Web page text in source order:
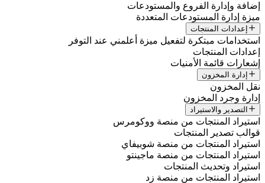
إضافة وإدارة الفروع والمستودعات
ميزة إدارة المستودعات المتعددة
إعدادات المنتجات
استخدامات مبتكرة لتفعيل ميزة أعلمني عند التوفر
إعدادات المنتجات
إشعارات قائمة الأمنيات
إدارة المخزون
نقل المخزون
إدارة وجرد المخزون
التصدير والاستيراد
استيراد المنتجات من منصة ووكومرس
قوالب تصدير المنتجات
استيراد المنتجات من منصة شوبيفاي
استيراد المنتجات من منصة ماجينتو
استيراد وتحديث المنتجات
استيراد المنتجات من منصة زد